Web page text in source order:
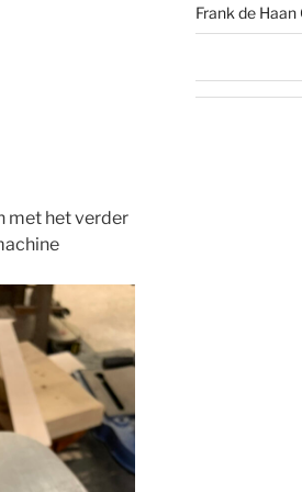
met het verder
Frank de Haan